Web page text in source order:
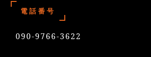
電話番号
090-9766-3622